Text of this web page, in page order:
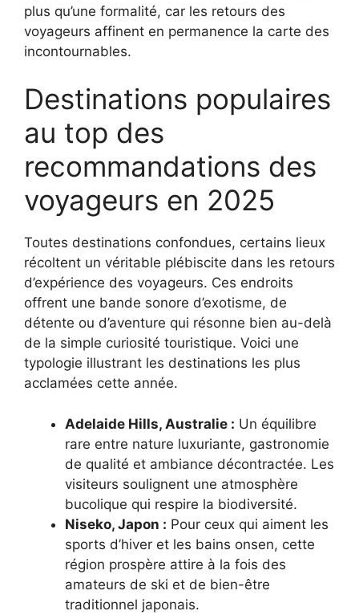
plus qu’une formalité, car les retours des
voyageurs affinent en permanence la carte des
incontournables.
Destinations populaires
au top des
recommandations des
voyageurs en 2025
Toutes destinations confondues, certains lieux
récoltent un véritable plébiscite dans les retours
d’expérience des voyageurs. Ces endroits
offrent une bande sonore d’exotisme, de
détente ou d’aventure qui résonne bien au-delà
de la simple curiosité touristique. Voici une
typologie illustrant les destinations les plus
acclamées cette année.
Adelaide Hills, Australie : Un équilibre
rare entre nature luxuriante, gastronomie
de qualité et ambiance décontractée. Les
visiteurs soulignent une atmosphère
bucolique qui respire la biodiversité.
Niseko, Japon : Pour ceux qui aiment les
sports d’hiver et les bains onsen, cette
région prospère attire à la fois des
amateurs de ski et de bien-être
traditionnel japonais.